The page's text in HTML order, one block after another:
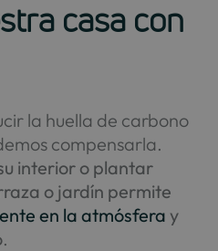
casa con
la huella de carbono
compensarla.
interior o plantar
o jardín permite
en la atmósfera y
.